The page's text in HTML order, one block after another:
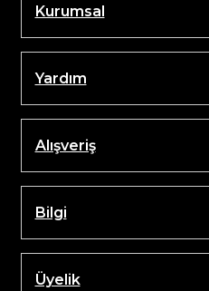
Kurumsal
Yardım
Alışveriş
Bilgi
Üyelik